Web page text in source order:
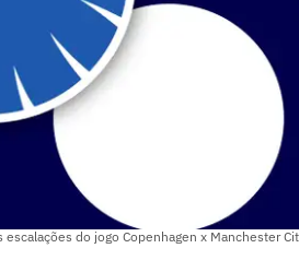
do jogo Copenhagen x Manchester